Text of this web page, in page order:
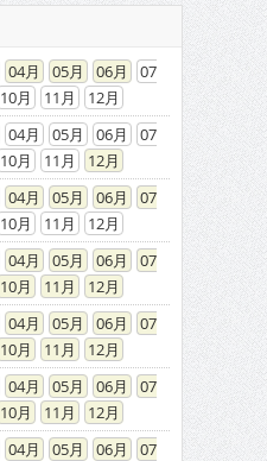
04 05 06
07
10 11
12
04 05 06
07
10 11
12
04 05 06
07
10 11
12
04 05 06
07
10 11
12
04 05 06
07
10 11
12
04 05 06
07
10 11
12
04 05 06
07